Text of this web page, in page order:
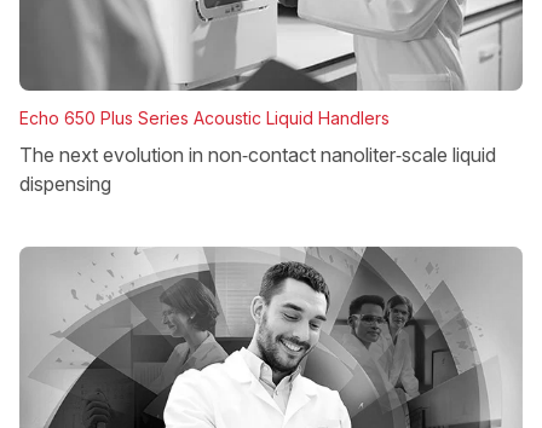
Echo 650 Plus Series Acoustic Liquid Handlers
The next evolution in non‑contact nanoliter‑scale liquid
dispensing